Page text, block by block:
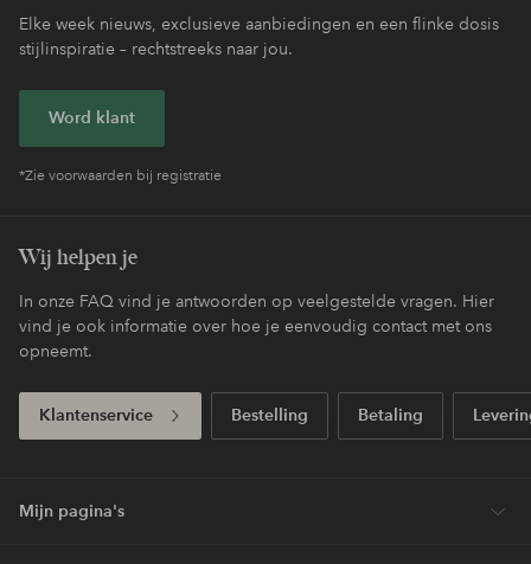
Elke week nieuws, exclusieve aanbiedingen en een flinke dosis
stijlinspiratie – rechtstreeks naar jou.
Word klant
*Zie voorwaarden bij registratie
Wij helpen je
In onze FAQ vind je antwoorden op veelgestelde vragen. Hier
vind je ook informatie over hoe je eenvoudig contact met ons
opneemt.
Klantenservice Bestelling Betaling
Mijn pagina's